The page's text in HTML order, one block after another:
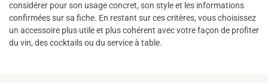
considérer pour son usage concret, son style et les informations
confirmées sur sa fiche. En restant sur ces critères, vous choisissez
un accessoire plus utile et plus cohérent avec votre façon de profiter
du vin, des cocktails ou du service à table.